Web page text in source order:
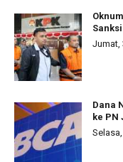
Jumat,
Dana
ke PN